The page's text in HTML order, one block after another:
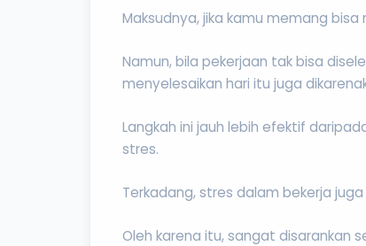
Maksudnya, jika kamu memang
Namun, bila pekerjaan tak bisa
menyelesaikan hari itu juga
Langkah ini jauh lebih efektif
stres.
Terkadang, stres dalam bekerja
Oleh karena itu, sangat disarankan